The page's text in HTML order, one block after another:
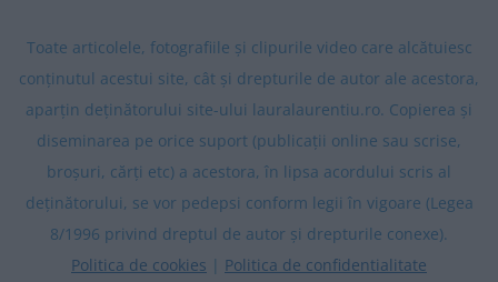
Toate articolele, fotografiile și clipurile video care alcătuiesc
conținutul acestui site, cât și drepturile de autor ale acestora,
aparțin deținătorului site-ului lauralaurentiu.ro. Copierea și
diseminarea pe orice suport (publicații online sau scrise,
broșuri, cărți etc) a acestora, în lipsa acordului scris al
deținătorului, se vor pedepsi conform legii în vigoare (Legea
8/1996 privind dreptul de autor și drepturile conexe).
Politica de cookies | Politica de confidentialitate